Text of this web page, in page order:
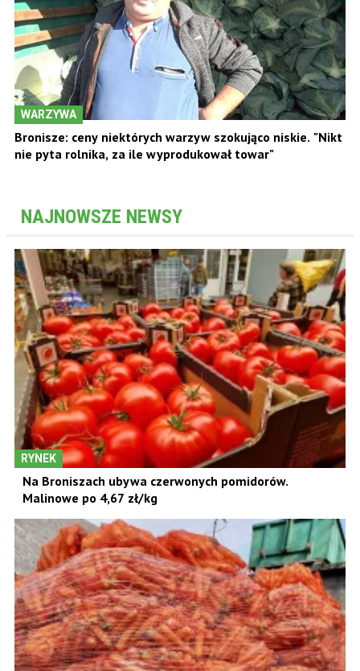
WARZYWA
Bronisze: ceny niektórych warzyw szokująco niskie. "Nikt
nie pyta rolnika, za ile wyprodukował towar"
NAJNOWSZE NEWSY
RYNEK
Na Broniszach ubywa czerwonych pomidorów.
Malinowe po 4,67 zł/kg